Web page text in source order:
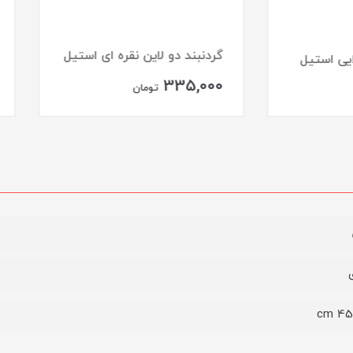
دو لاین نقره ای استیل گردنبند قلب فول نگین
ناموجود